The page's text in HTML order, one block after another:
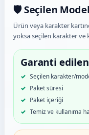
🛡️ Seçilen
Ürün veya karakter
yoksa seçilen karakter ve
Garanti
Seçilen karakter/
Paket süresi
Paket içeriği
Temiz ve kullanıma